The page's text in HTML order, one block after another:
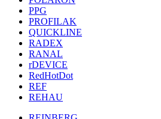
PPG
PROFILAK
QUICKLINE
RADEX
RANAL
rDEVICE
RedHotDot
REF
REHAU